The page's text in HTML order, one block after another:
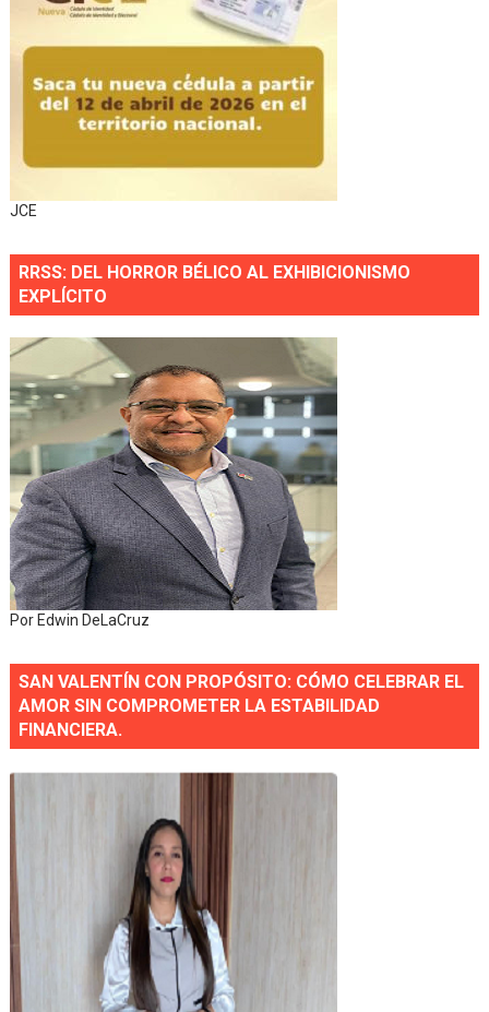
JCE
RRSS: DEL HORROR BÉLICO AL EXHIBICIONISMO
EXPLÍCITO
Por Edwin DeLaCruz
SAN VALENTÍN CON PROPÓSITO: CÓMO CELEBRAR EL
AMOR SIN COMPROMETER LA ESTABILIDAD
FINANCIERA.